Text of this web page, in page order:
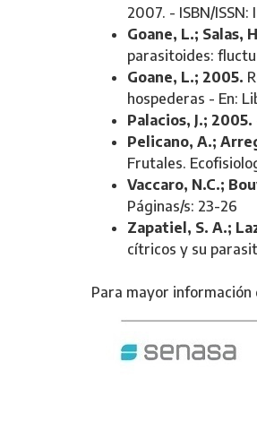
2007. - ISBN/ISSN:
Goane, L.; Salas,
parasitoides:
Goane, L.; 2005.
hospederas - En:
Palacios, J.; 2005.
Pelicano, A.;
Frutales.
Vaccaro, N.C.;
Páginas/s: 23-26
Zapatiel, S. A.;
cítricos y su
Para mayor información